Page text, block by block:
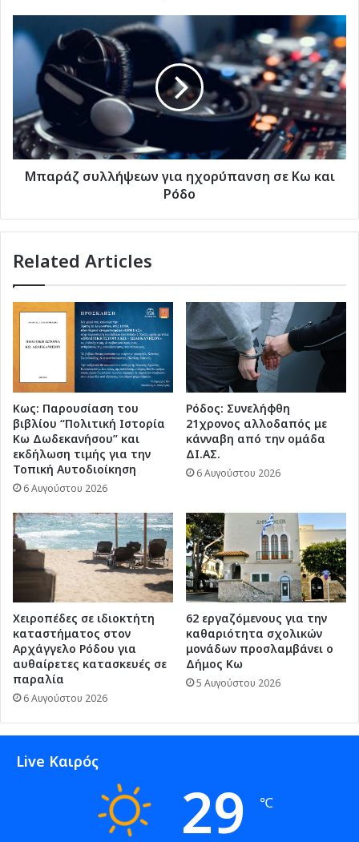
νέου
παραχώρηση
στον
Δήμο
Κολυμβητηρίου
στην
Ιαλυσό
συλλήψεων
ηχορύπανση
και
Ρόδο
Μπαράζ συλλήψεων για ηχορύπανση σε Κω και
Ρόδο
Related Articles
Κως: Παρουσίαση του
βιβλίου “Πολιτική Ιστορία
Κω Δωδεκανήσου” και
εκδήλωση τιμής για την
Τοπική Αυτοδιοίκηση
6 Αυγούστου 2026
Ρόδος: Συνελήφθη
21χρονος αλλοδαπός με
κάνναβη από την ομάδα
ΔΙ.ΑΣ.
6 Αυγούστου 2026
Χειροπέδες σε ιδιοκτήτη
καταστήματος στον
Αρχάγγελο Ρόδου για
αυθαίρετες κατασκευές σε
παραλία
6 Αυγούστου 2026
62 εργαζόμενους για την
καθαριότητα σχολικών
μονάδων προσλαμβάνει ο
Δήμος Κω
5 Αυγούστου 2026
Live Καιρός
29 ℃